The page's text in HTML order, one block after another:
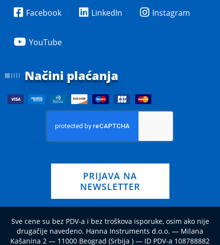
Facebook LinkedIn Instagram
YouTube
Načini plaćanja
PRIJAVA NA
NEWSLETTER
Sve cene su bez PDV-a i bez troškova isporuke, osim ako nije
drugačije navedeno. Hanna Instruments d.o.o. — Milana
Kašanina 2 — 11000 Beograd (Srbija ) — ID PDV-a 108788882